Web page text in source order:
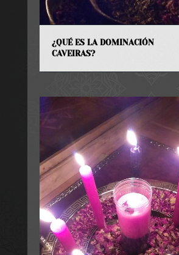
¿QUÉ ES LA DOMINACIÓN
CAVEIRAS?